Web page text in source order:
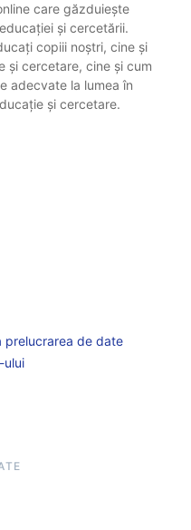
care găzduiește
și cercetării.
copiii noștri, cine și
și cercetare, cine și cum
adecvate la lumea în
și cercetare.
prelucrarea de date
ului